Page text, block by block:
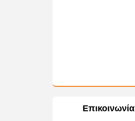
Επικοινωνία